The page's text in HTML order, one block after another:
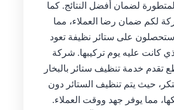
لضمان أفضل النتائج. كما
لكم ضمان رضا العملاء، مما
ستحصلون على ستائر نظيفة تعود
كانت عليه يوم تركيبها. شركة
تقدم خدمة تنظيف ستائر بالبخار
حيث يتم تنظيف الستائر دون
مما يوفر جهد ووقت العملاء.